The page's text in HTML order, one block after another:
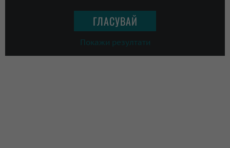
Покажи резултати